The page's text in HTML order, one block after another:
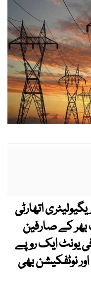
اتھارٹی
کے صارفین
یونٹ ایک روپے
نوٹفکیشن بھی